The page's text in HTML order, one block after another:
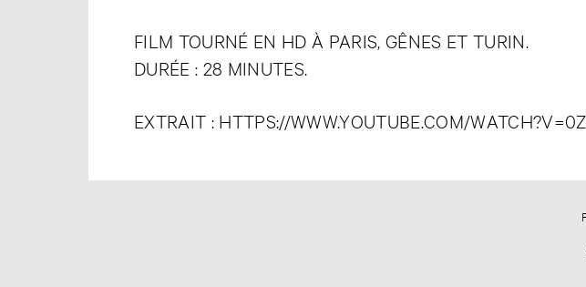
FILM TOURNÉ EN HD À PARIS, GÊNES ET TURIN.
DURÉE : 28 MINUTES.
EXTRAIT : HTTPS://WWW.YOUTUBE.COM/